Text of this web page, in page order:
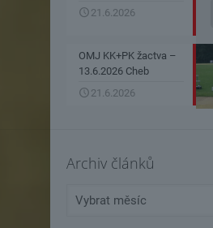
21.6.2026
OMJ KK+PK žactva –
13.6.2026 Cheb
21.6.2026
Archiv článků
článků